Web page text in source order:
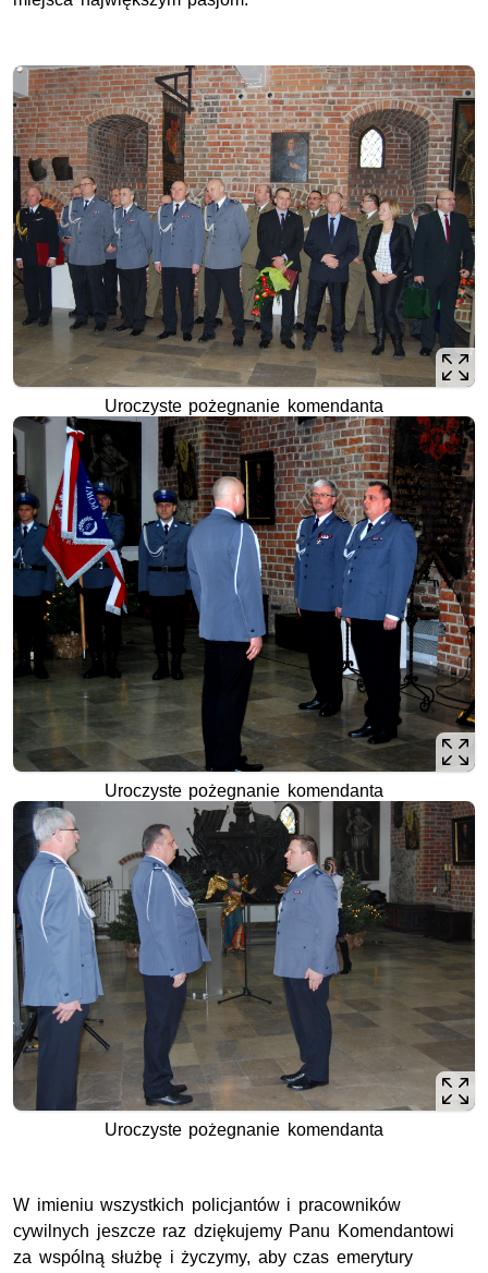
Uroczyste pożegnanie komendanta
Uroczyste pożegnanie komendanta
Uroczyste pożegnanie komendanta
W imieniu wszystkich policjantów i pracowników
cywilnych jeszcze raz dziękujemy Panu Komendantowi
za wspólną służbę i życzymy, aby czas emerytury